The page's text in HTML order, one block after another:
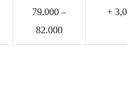
79.000 –
82.000
+